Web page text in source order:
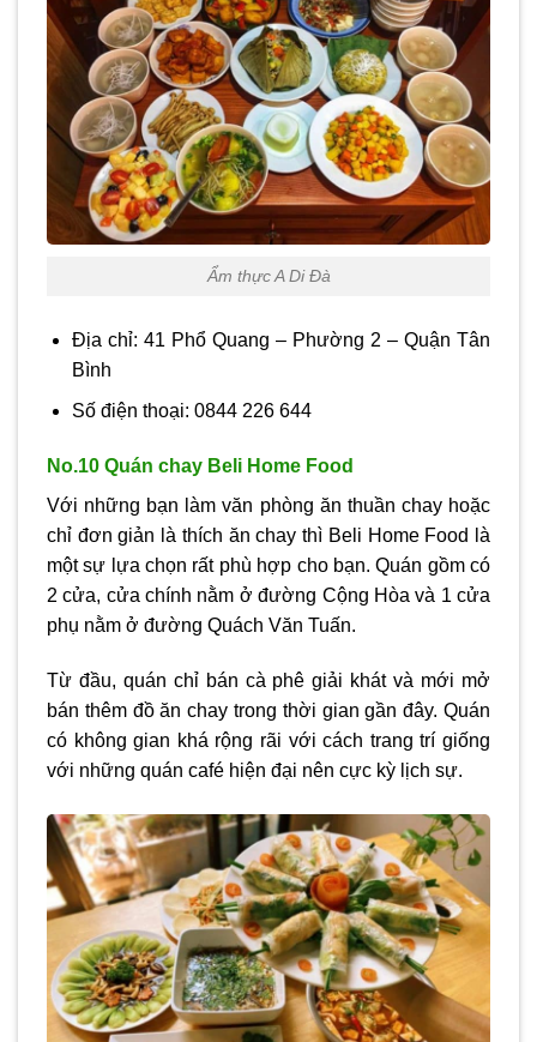
Ẩm thực A Di Đà
Địa chỉ: 41 Phổ Quang – Phường 2 – Quận Tân
Bình
Số điện thoại: 0844 226 644
No.10 Quán chay Beli Home Food
Với những bạn làm văn phòng ăn thuần chay hoặc
chỉ đơn giản là thích ăn chay thì Beli Home Food là
một sự lựa chọn rất phù hợp cho bạn. Quán gồm có
2 cửa, cửa chính nằm ở đường Cộng Hòa và 1 cửa
phụ nằm ở đường Quách Văn Tuấn.
Từ đầu, quán chỉ bán cà phê giải khát và mới mở
bán thêm đồ ăn chay trong thời gian gần đây. Quán
có không gian khá rộng rãi với cách trang trí giống
với những quán café hiện đại nên cực kỳ lịch sự.